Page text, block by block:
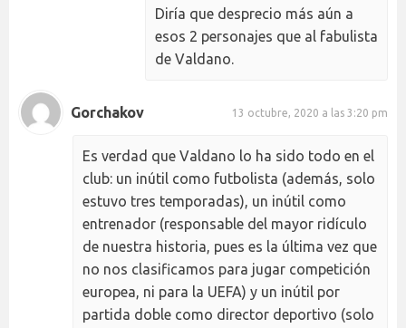
Diría que desprecio más aún a
esos 2 personajes que al fabulista
de Valdano.
Gorchakov 13 octubre, 2020 a las 3:20 pm
Es verdad que Valdano lo ha sido todo en el
club: un inútil como futbolista (además, solo
estuvo tres temporadas), un inútil como
entrenador (responsable del mayor ridículo
de nuestra historia, pues es la última vez que
no nos clasificamos para jugar competición
europea, ni para la UEFA) y un inútil por
partida doble como director deportivo (solo